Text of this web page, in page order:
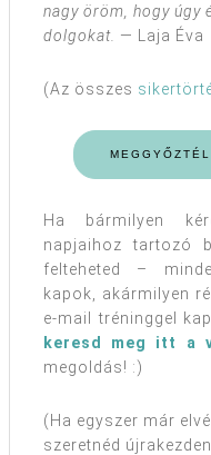
nagy öröm, hogy úgy
dolgokat. — Laja Éva
(Az összes
Ha bármilyen
napjaihoz tartozó
felteheted –
kapok, akármilyen
e-mail tréninggel
keresd meg itt a
megoldás! :)
(Ha egyszer már
szeretnéd